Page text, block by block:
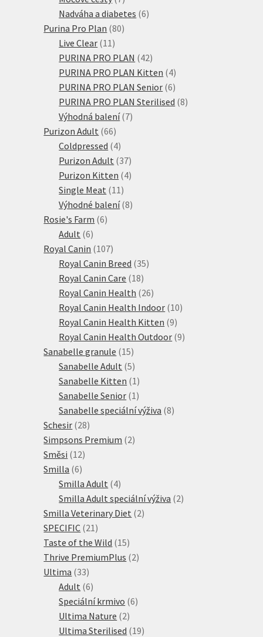
produktů
Nadváha a diabetes 66
Purina Pro Plan 8080
Live Clear 11 11
produktů
PURINA PRO PLAN 4242
produktů
PURINA PRO PLAN Kitten 44
produkty
PURINA PRO PLAN Senior 66
produktů
PURINA PRO PLAN Sterilised 88
Výhodná balení 77
Purizon Adult 6666
produktů
Coldpressed 44
produkty
Purizon Adult 3737
produktů
Purizon Kitten 44
Single Meat 11 11
produktů
Výhodné balení 88
Rosie's Farm 66
Adult 66
produktů
Royal Canin 107107
produktů
Royal Canin Breed 3535
Royal Canin Care 1818
produktů
Royal Canin Health 2626
produktů
Royal Canin Health Indoor 1010
Royal Canin Health Kitten 99
produktů
Royal Canin Health Outdoor 99
Sanabelle granule 1515
produktů
Sanabelle Adult 55
produktů
Sanabelle Kitten 1 1
produkt
Sanabelle Senior 1 1
produkt
Sanabelle speciální výživa 88
Schesir 2828
produktů
Simpsons Premium 22
Směsi 1212
Smilla 66
produktů
Smilla Adult 44
produkty
Smilla Adult speciální výživa 22
Smilla Veterinary Diet 22
SPECIFIC 21 21
produktů
Taste of the Wild 1515
produktů
Thrive PremiumPlus 22
Ultima 3333
produktů
Adult 66
produktů
Speciální krmivo 66
Ultima Nature 22
produkty
Ultima Sterilised 1919